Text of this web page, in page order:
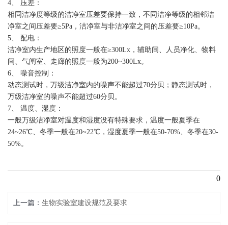
4、 压差：
相同洁净度等级的洁净室压差要保持一致，不同洁净等级的相邻洁
净室之间压差要≥5Pa，洁净室与非洁净室之间的压差要≥10Pa。
5、 配电：
洁净室内生产地区的照度一般在≥300Lx，辅助间、人员净化、物料
间、气闸室、走廊的照度一般为200~300Lx。
6、 噪音控制：
动态测试时，万级洁净室内的噪声不能超过70分贝；静态测试时，
万级洁净室的噪声不能超过60分贝。
7、 温度、湿度：
一般万级洁净室对温度和湿度没有特殊要求，温度一般夏季在
24~26℃、冬季一般在20~22℃，湿度夏季一般在50-70%、冬季在30-
50%。
0
上一篇 生物实验室建设规范及要求